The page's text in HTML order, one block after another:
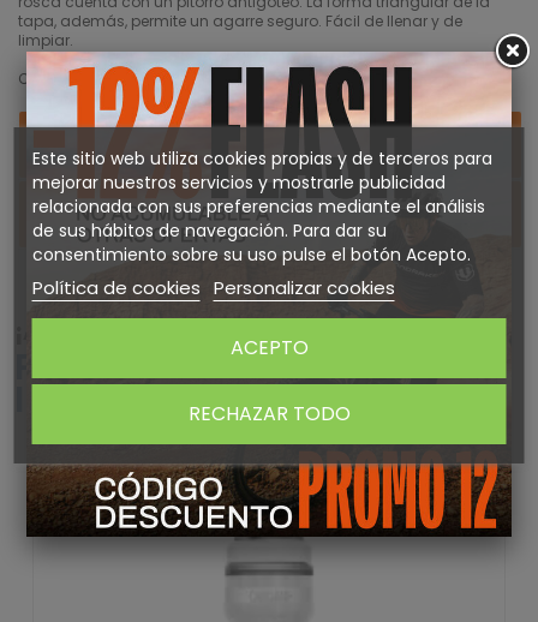
tapa, además, permite un agarre seguro. Fácil de llenar y de
limpiar.
Capacidad: 500 ml
Sobre TACX
PRODUCTOS QUE PODRÍAN
INTERESARTE
-25%
Este sitio web utiliza cookies propias y de terceros para
mejorar nuestros servicios y mostrarle publicidad
relacionada con sus preferencias mediante el análisis
de sus hábitos de navegación. Para dar su
consentimiento sobre su uso pulse el botón Acepto.
Política de cookies Personalizar cookies
RECHAZAR TODO
ACEPTO